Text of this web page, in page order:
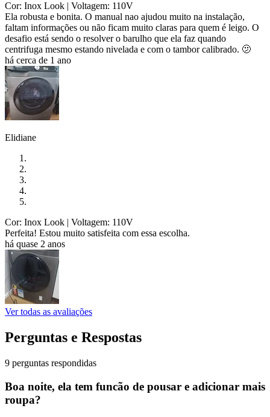
Cor: Inox Look | Voltagem: 110V
Ela robusta e bonita. O manual nao ajudou muito na instalação,
faltam informações ou não ficam muito claras para quem é leigo. O
desafio está sendo o resolver o barulho que ela faz quando
centrifuga mesmo estando nivelada e com o tambor calibrado. 🫤
há cerca de 1 ano
Elidiane
Cor: Inox Look | Voltagem: 110V
Perfeita! Estou muito satisfeita com essa escolha.
há quase 2 anos
Ver todas as avaliações
Perguntas e Respostas
9 perguntas respondidas
Boa noite, ela tem funcão de pousar e adicionar mais
roupa?